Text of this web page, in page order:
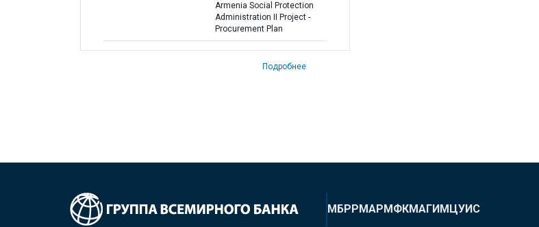
Armenia Social Protection
Administration II Project -
Procurement Plan
Подробнее
МБРРМАРМФКМАГИМЦУИС